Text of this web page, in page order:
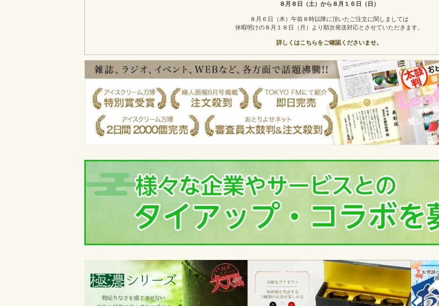
８月８日（土）から８月１６日（日）
８月６日（木）午前８時以降に頂いたご注文に関しましては
休暇明けの８月１８日（月）より順次発送対応とさせていただきます。
詳しくはこちらをご確認くださいませ。